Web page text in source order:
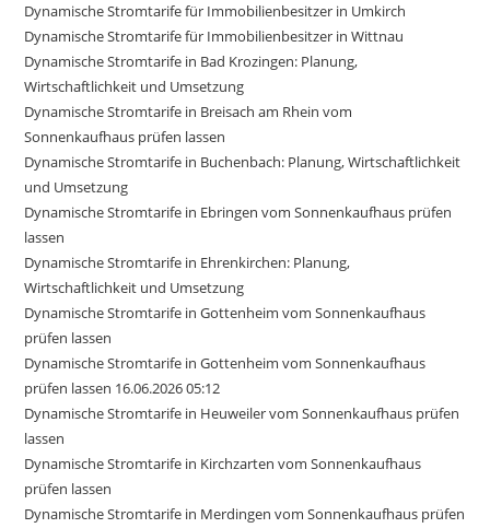
Dynamische Stromtarife für Immobilienbesitzer in Umkirch
Dynamische Stromtarife für Immobilienbesitzer in Wittnau
Dynamische Stromtarife in Bad Krozingen: Planung,
Wirtschaftlichkeit und Umsetzung
Dynamische Stromtarife in Breisach am Rhein vom
Sonnenkaufhaus prüfen lassen
Dynamische Stromtarife in Buchenbach: Planung, Wirtschaftlichkeit
und Umsetzung
Dynamische Stromtarife in Ebringen vom Sonnenkaufhaus prüfen
lassen
Dynamische Stromtarife in Ehrenkirchen: Planung,
Wirtschaftlichkeit und Umsetzung
Dynamische Stromtarife in Gottenheim vom Sonnenkaufhaus
prüfen lassen
Dynamische Stromtarife in Gottenheim vom Sonnenkaufhaus
prüfen lassen 16.06.2026 05:12
Dynamische Stromtarife in Heuweiler vom Sonnenkaufhaus prüfen
lassen
Dynamische Stromtarife in Kirchzarten vom Sonnenkaufhaus
prüfen lassen
Dynamische Stromtarife in Merdingen vom Sonnenkaufhaus prüfen